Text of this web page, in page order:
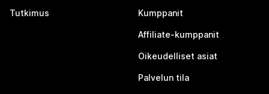
Tutkimus Kumppanit
Affiliate-kumppanit
Oikeudelliset asiat
Palvelun tila